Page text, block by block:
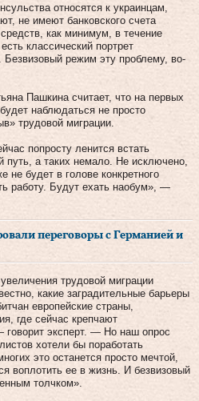
относятся к украинцам,
не имеют банковского счета
как минимум, в течение
классический портрет
Безвизовый режим эту проблему, во-
Пашкина считает, что на первых
наблюдаться не просто
трудовой миграции.
попросту ленится встать
путь, а таких немало. Не исключено,
не будет в голове конкретного
работу. Будут ехать наобум», —
переговоры с Германией и
трудовой миграции
какие заградительные барьеры
европейские страны,
где сейчас крепчают
говорит эксперт. — Но наш опрос
хотели бы поработать
это останется просто мечтой,
воплотить ее в жизнь. И безвизовый
толчком».